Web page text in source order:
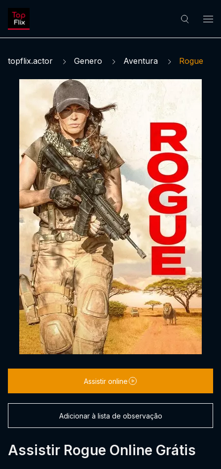
topflix.actor Genero Aventura Rogue
Assistir Rogue Online Grátis
Assistir online
Adicionar à lista de observação